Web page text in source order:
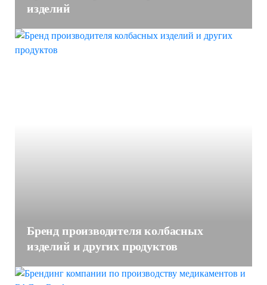
изделий
Бренд производителя колбасных
изделий и других продуктов